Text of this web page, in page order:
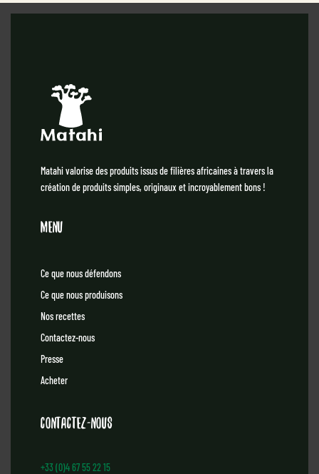
Matahi valorise des produits issus de filières africaines à travers la
création de produits simples, originaux et incroyablement bons !
Menu
Ce que nous défendons
Ce que nous produisons
Nos recettes
Contactez-nous
Presse
Acheter
Contactez-nous
+33 (0)4 67 55 22 15